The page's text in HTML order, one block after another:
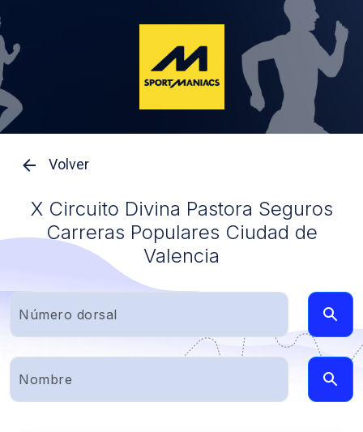
Volver
X Circuito Divina Pastora Seguros
Carreras Populares Ciudad de
Valencia